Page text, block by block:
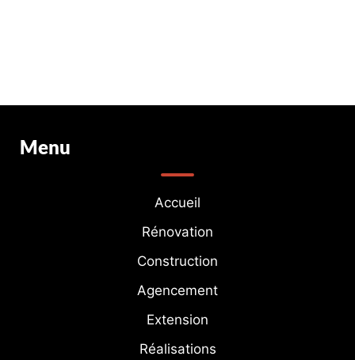
Menu
Accueil
Rénovation
Construction
Agencement
Extension
Réalisations